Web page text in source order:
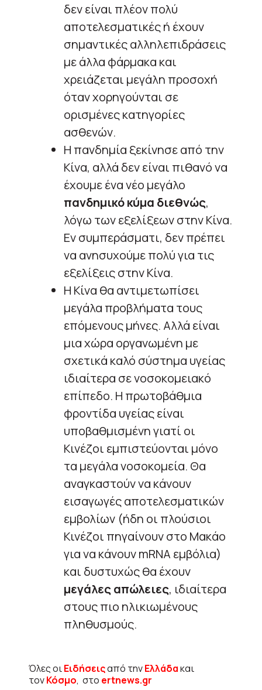
δεν είναι πλέον πολύ
αποτελεσματικές ή έχουν
σημαντικές αλληλεπιδράσεις
με άλλα φάρμακα και
χρειάζεται μεγάλη προσοχή
όταν χορηγούνται σε
ορισμένες κατηγορίες
ασθενών.
Η πανδημία ξεκίνησε από την
Κίνα, αλλά δεν είναι πιθανό να
έχουμε ένα νέο μεγάλο
πανδημικό κύμα διεθνώς,
λόγω των εξελίξεων στην Κίνα.
Εν συμπεράσματι, δεν πρέπει
να ανησυχούμε πολύ για τις
εξελίξεις στην Κίνα.
Η Κίνα θα αντιμετωπίσει
μεγάλα προβλήματα τους
επόμενους μήνες. Αλλά είναι
μια χώρα οργανωμένη με
σχετικά καλό σύστημα υγείας
ιδιαίτερα σε νοσοκομειακό
επίπεδο. Η πρωτοβάθμια
φροντίδα υγείας είναι
υποβαθμισμένη γιατί οι
Κινέζοι εμπιστεύονται μόνο
τα μεγάλα νοσοκομεία. Θα
αναγκαστούν να κάνουν
εισαγωγές αποτελεσματικών
εμβολίων (ήδη οι πλούσιοι
Κινέζοι πηγαίνουν στο Μακάο
για να κάνουν mRNA εμβόλια)
και δυστυχώς θα έχουν
μεγάλες απώλειες, ιδιαίτερα
στους πιο ηλικιωμένους
πληθυσμούς.
Όλες οιΕιδήσειςαπό τηνΕλλάδακαι
τονΚόσμο, στο ertnews.gr